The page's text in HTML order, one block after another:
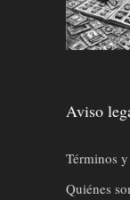
Aviso
Términos
Quiénes